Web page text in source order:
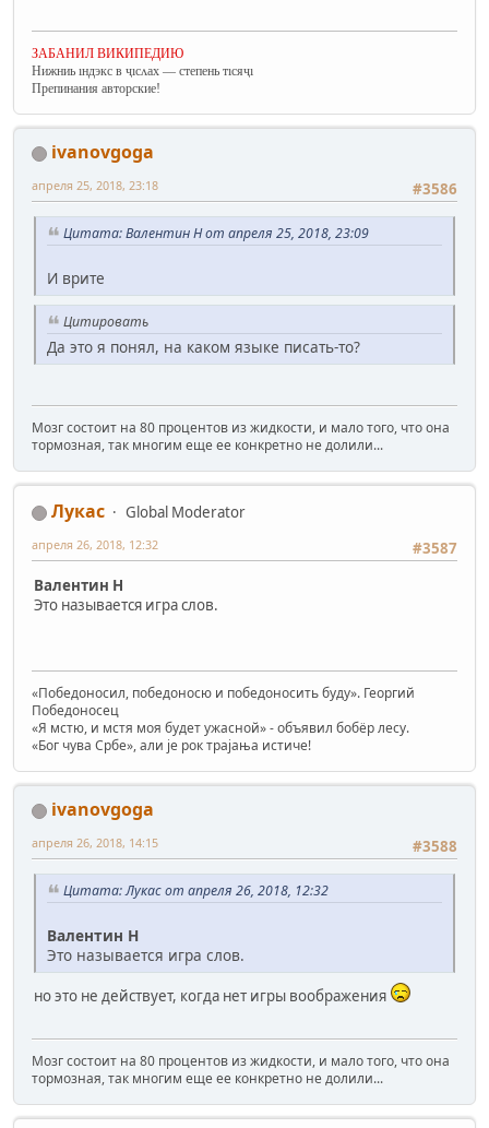
ЗАБАНИЛ ВИКИПЕДИЮ
Нижниь ıндэкс в ҷıсʌах — степень тıсяҷı
Препинания авторские!
ivanovgoga
#3586
апреля 25, 2018, 23:18
Цитата: Валентин Н от апреля 25, 2018, 23:09
И врите
Цитировать
Да это я понял, на каком языке писать-то?
Мозг состоит на 80 процентов из жидкости, и мало того, что она
тормозная, так многим еще ее конкретно не долили...
Лукас
Global Moderator
#3587
апреля 26, 2018, 12:32
Валентин Н
Это называется игра слов.
«Победоносил, победоносю и победоносить буду». Георгий
Победоносец
«Я мстю, и мстя моя будет ужасной» - объявил бобёр лесу.
«Бог чува Србе», али је рок трајања истиче!
ivanovgoga
#3588
апреля 26, 2018, 14:15
Цитата: Лукас от апреля 26, 2018, 12:32
Валентин Н
Это называется игра слов.
но это не действует, когда нет игры воображения
Мозг состоит на 80 процентов из жидкости, и мало того, что она
тормозная, так многим еще ее конкретно не долили...